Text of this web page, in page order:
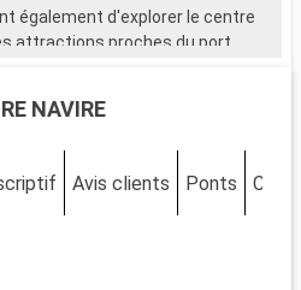
également d'explorer le centre
attractions proches du port
chargée d'histoire, abrite
du port. Découvrez la Forteresse
la Renaissance offrant de
NAVIRE
Avis clients Ponts